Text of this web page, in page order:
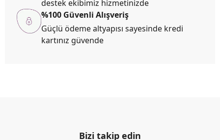
destek ekibimiz hizmetinizde
%100 Güvenli Alışveriş
Güçlü ödeme altyapısı sayesinde kredi
kartınız güvende
Bizi takip edin